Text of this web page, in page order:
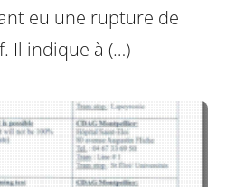
eu une rupture de
Il indique à (…)